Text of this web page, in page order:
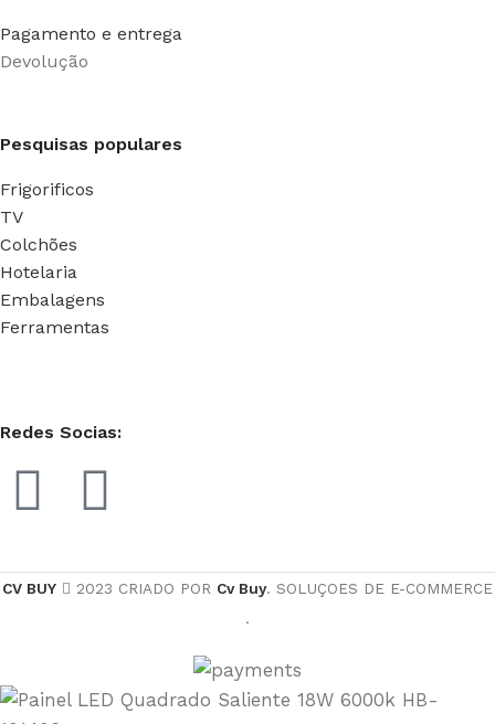
Pagamento e entrega
Devolução
Pesquisas populares
Frigorificos
TV
Colchões
Hotelaria
Embalagens
Ferramentas
Redes Socias:
CV BUY 2023 CRIADO POR Cv Buy. SOLUÇOES DE E-COMMERCE
.